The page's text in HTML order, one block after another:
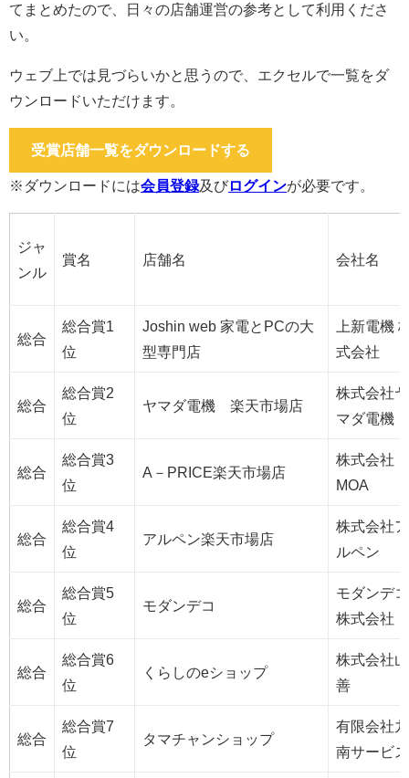
てまとめたので、日々の店舗運営の参考として利用くださ
い。
ウェブ上では見づらいかと思うので、エクセルで一覧をダ
ウンロードいただけます。
受賞店舗一覧をダウンロードする
※ダウンロードには会員登録及びログインが必要です。
ジャ
ンル
賞名 店舗名 会社名
総合
総合賞1
位
Joshin web 家電とPCの大
型専門店
上新電機
式会社
総合
総合賞2
位
ヤマダ電機 楽天市場店
株式会社ヤ
マダ電機
総合
総合賞3
位
A－PRICE楽天市場店
株式会社
MOA
総合
総合賞4
位
アルペン楽天市場店
株式会社ア
ルペン
総合
総合賞5
位
モダンデコ
モダンデコ
株式会社
総合
総合賞6
位
くらしのeショップ
株式会社山
善
総合
総合賞7
位
タマチャンショップ
有限会社九
南サービス